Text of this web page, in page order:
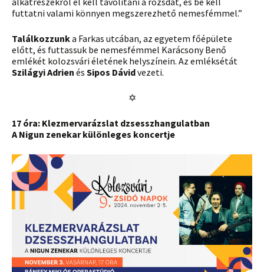
futtatni valami könnyen megszerezhető nemesfémmel.”
Találkozzunka Farkas utcában, az egyetem főépülete
előtt, és futtassuk be nemesfémmel Karácsony Benő
emlékét kolozsvári életének helyszínein. Az emléksétát
Szilágyi Adrien és Sipos Dávidvezeti.
✡
17 óra: Klezmervarázslat dzsesszhangulatban
A Nigun zenekar különleges koncertje